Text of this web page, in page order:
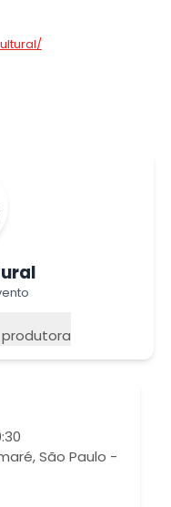
São Paulo -